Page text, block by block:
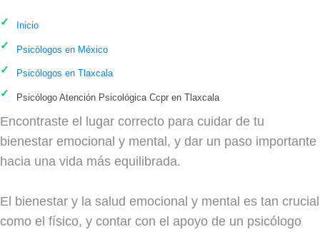
Inicio
Psicólogos en México
Psicólogos en Tlaxcala
Psicólogo Atención Psicológica Ccpr en Tlaxcala
Encontraste el lugar correcto para cuidar de tu
bienestar emocional y mental, y dar un paso importante
hacia una vida más equilibrada.
El bienestar y la salud emocional y mental es tan crucial
como el físico, y contar con el apoyo de un psicólogo